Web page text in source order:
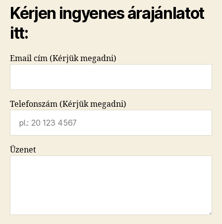
Kérjen ingyenes árajánlatot
itt:
Email cím (Kérjük megadni)
Telefonszám (Kérjük megadni)
Üzenet